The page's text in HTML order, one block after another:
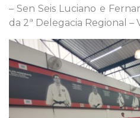
– Sen Seis Luciano e
da 2ª Delegacia Regional –